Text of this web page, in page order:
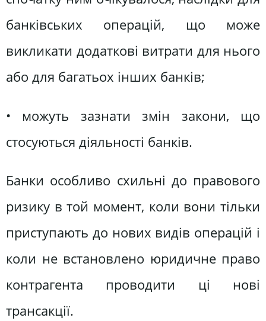
банківських операцій, що може
викликати додаткові витрати для нього
або для багатьох інших банків;
• можуть зазнати змін закони, що
стосуються діяльності банків.
Банки особливо схильні до правового
ризику в той момент, коли вони тільки
приступають до нових видів операцій і
коли не встановлено юридичне право
контрагента проводити ці нові
трансакції.